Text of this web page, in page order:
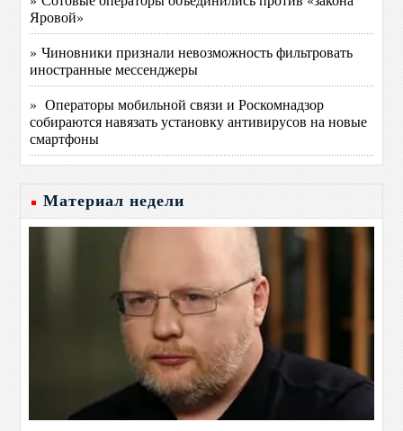
Яровой»
» Чиновники признали невозможность фильтровать
иностранные мессенджеры
» Операторы мобильной связи и Роскомнадзор
собираются навязать установку антивирусов на новые
смартфоны
Материал недели